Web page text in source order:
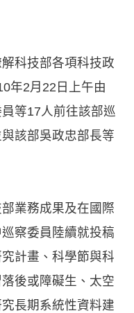
科技部各項科技政
年2月22日上午由
等17人前往該部巡
該部吳政忠部長等
業務成果及在國際
察委員陸續就投稿
計畫、科學節與科
後或障礙生、太空
長期系統性資料建